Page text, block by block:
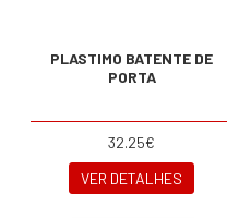
PLASTIMO BATENTE DE
PORTA
32.25€
VER DETALHES